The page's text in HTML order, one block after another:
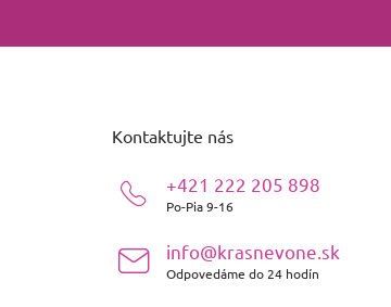
Kontaktujte nás
+421 222 205 898
Po-Pia 9-16
info@krasnevone.sk
Odpovedáme do 24 hodín